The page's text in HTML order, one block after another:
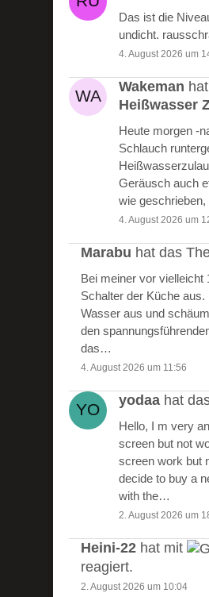
Das ist die
undicht.
4. August 2026 um
Wakeman
Heißwasser
Heute morgen -
Schlauch
Geräusch auch
wie
4. August 2026 um
Marabu hat das
Bei meiner vor vielleicht
Schalter der Küche
Wasser aus und
den
das…
4. August 2026 um 11:56
yodaa hat
Hello, I m very
screen but not
screen work but
decide to buy a
with the…
2. August 2026 um
Heini-22 hat mit
reagiert.
2. August 2026 um 10:04